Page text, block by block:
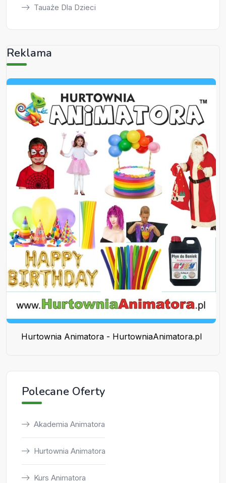
Tauaże Dla Dzieci
Reklama
Hurtownia Animatora - HurtowniaAnimatora.pl
Polecane Oferty
Akademia Animatora
Hurtownia Animatora
Kurs Animatora